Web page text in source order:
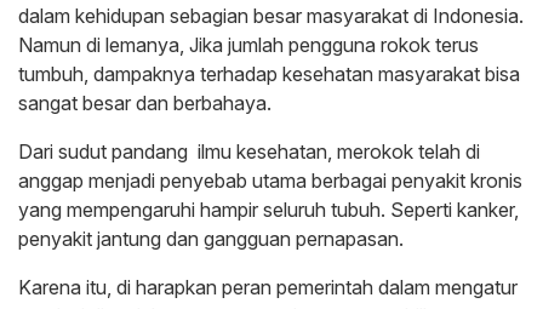
dalam kehidupan sebagian besar masyarakat di Indonesia.
Namun di lemanya, Jika jumlah pengguna rokok terus
tumbuh, dampaknya terhadap kesehatan masyarakat bisa
sangat besar dan berbahaya.
Dari sudut pandang ilmu kesehatan, merokok telah di
anggap menjadi penyebab utama berbagai penyakit kronis
yang mempengaruhi hampir seluruh tubuh. Seperti kanker,
penyakit jantung dan gangguan pernapasan.
Karena itu, di harapkan peran pemerintah dalam mengatur